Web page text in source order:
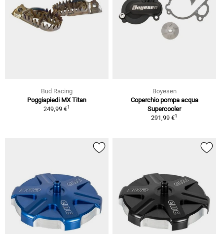
Bud Racing
Poggiapiedi MX Titan
249,99 €1
Boyesen
Coperchio pompa acqua
Supercooler
291,99 €1